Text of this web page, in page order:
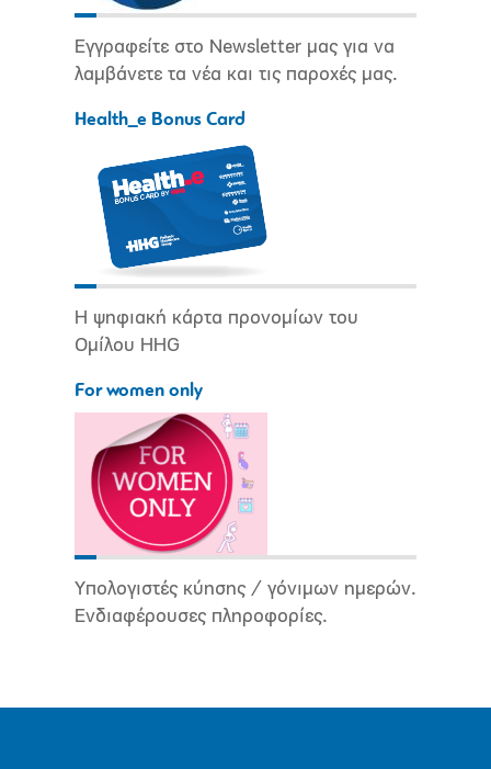
Εγγραφείτε στο Newsletter μας για να
λαμβάνετε τα νέα και τις παροχές μας.
Health_e Bonus Card
Η ψηφιακή κάρτα προνομίων του
Ομίλου HHG
For women only
Υπολογιστές κύησης / γόνιμων ημερών.
Ενδιαφέρουσες πληροφορίες.